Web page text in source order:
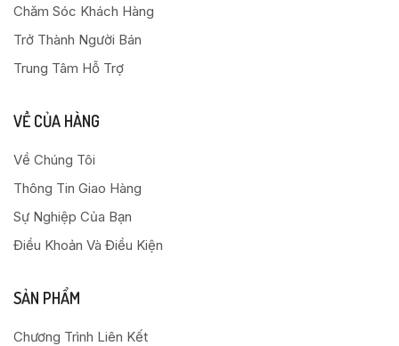
Chăm Sóc Khách Hàng
Trở Thành Người Bán
Trung Tâm Hỗ Trợ
VỀ CỦA HÀNG
Về Chúng Tôi
Thông Tin Giao Hàng
Sự Nghiệp Của Bạn
Điều Khoản Và Điều Kiện
SẢN PHẨM
Chương Trình Liên Kết